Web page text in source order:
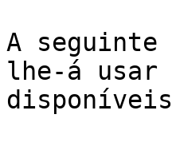
A
lhe-á usar